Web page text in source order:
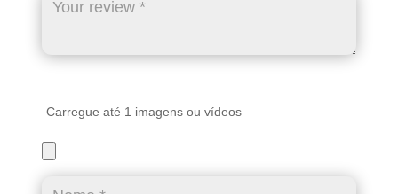
Carregue até 1 imagens ou vídeos